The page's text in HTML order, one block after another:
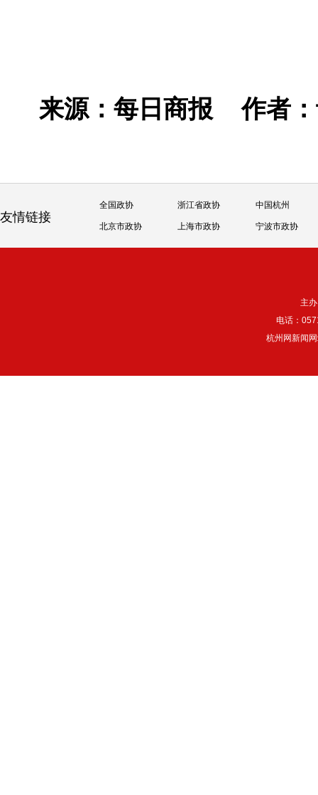
来源：每日商报作者
友情链接
全国政协 浙江省政协 中国杭州
北京市政协 上海市政协 宁波市政协
主
电话：
杭州网新闻